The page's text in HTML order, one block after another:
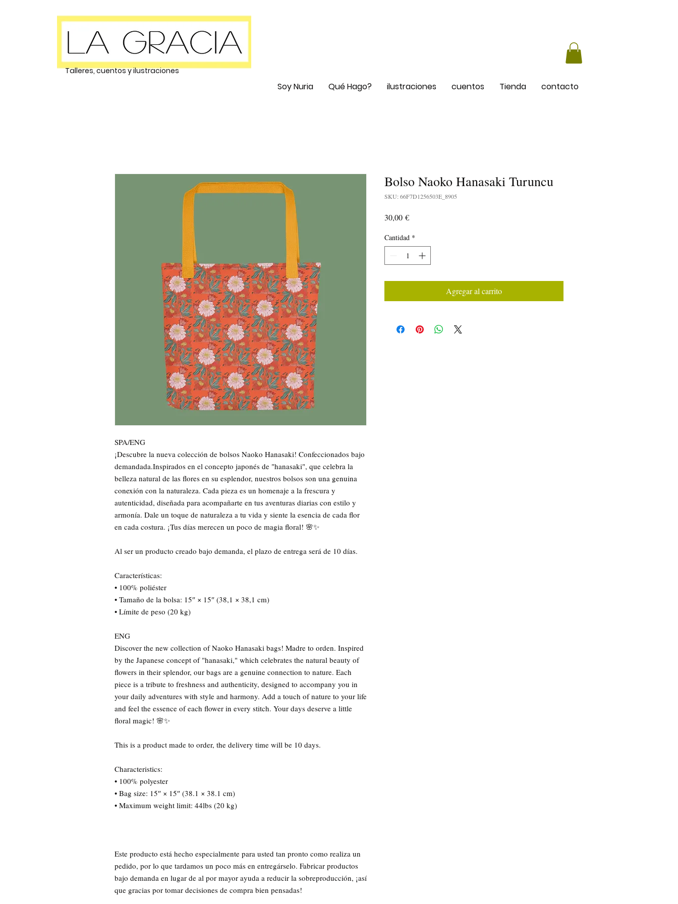
Talleres, cuentos y ilustraciones
Soy Nuria Qué Hago? ilustraciones cuentos Tienda contacto
SPA/ENG
¡Descubre la nueva colección de bolsos Naoko Hanasaki! Confeccionados bajo
demandada.Inspirados en el concepto japonés de "hanasaki", que celebra la
belleza natural de las flores en su esplendor, nuestros bolsos son una genuina
conexión con la naturaleza. Cada pieza es un homenaje a la frescura y
autenticidad, diseñada para acompañarte en tus aventuras diarias con estilo y
armonía. Dale un toque de naturaleza a tu vida y siente la esencia de cada flor
en cada costura. ¡Tus días merecen un poco de magia floral! 🌸✨
Al ser un producto creado bajo demanda, el plazo de entrega será de 10 días.
Características:
• 100% poliéster
• Tamaño de la bolsa: 15″ × 15″ (38,1 × 38,1 cm)
• Límite de peso (20 kg)
ENG
Discover the new collection of Naoko Hanasaki bags! Madre to orden. Inspired
by the Japanese concept of "hanasaki," which celebrates the natural beauty of
flowers in their splendor, our bags are a genuine connection to nature. Each
piece is a tribute to freshness and authenticity, designed to accompany you in
your daily adventures with style and harmony. Add a touch of nature to your life
and feel the essence of each flower in every stitch. Your days deserve a little
floral magic! 🌸✨
This is a product made to order, the delivery time will be 10 days.
Characteristics:
• 100% polyester
• Bag size: 15″ × 15″ (38.1 × 38.1 cm)
• Maximum weight limit: 44lbs (20 kg)
Este producto está hecho especialmente para usted tan pronto como realiza un
pedido, por lo que tardamos un poco más en entregárselo. Fabricar productos
bajo demanda en lugar de al por mayor ayuda a reducir la sobreproducción, ¡así
que gracias por tomar decisiones de compra bien pensadas!
Bolso Naoko Hanasaki Turuncu
SKU: 66F7D1256503E_8905
30,00 €Precio
Cantidad *
Agregar al carrito